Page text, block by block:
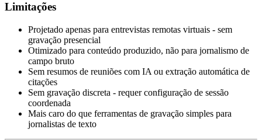
Limitações
Projetado apenas para entrevistas remotas virtuais - sem
gravação presencial
Otimizado para conteúdo produzido, não para jornalismo de
campo bruto
Sem resumos de reuniões com IA ou extração automática de
citações
Sem gravação discreta - requer configuração de sessão
coordenada
Mais caro do que ferramentas de gravação simples para
jornalistas de texto